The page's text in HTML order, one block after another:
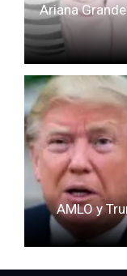
Ariana
AMLO y